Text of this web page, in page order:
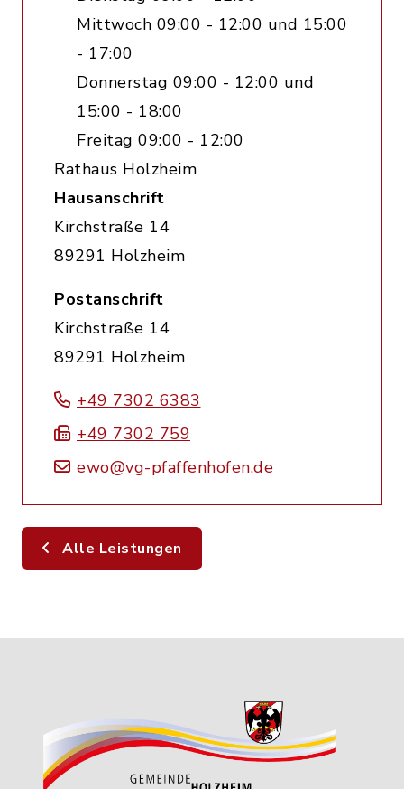
Mittwoch 09:00 - 12:00 und 15:00
- 17:00
Donnerstag 09:00 - 12:00 und
15:00 - 18:00
Freitag 09:00 - 12:00
Rathaus Holzheim
Hausanschrift
Kirchstraße 14
89291 Holzheim
Postanschrift
Kirchstraße 14
89291 Holzheim
+49 7302 6383
+49 7302 759
ewo@vg-pfaffenhofen.de
Alle Leistungen